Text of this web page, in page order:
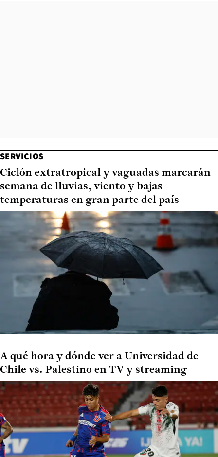
SERVICIOS
Ciclón extratropical y vaguadas marcarán
semana de lluvias, viento y bajas
temperaturas en gran parte del país
A qué hora y dónde ver a Universidad de
Chile vs. Palestino en TV y streaming